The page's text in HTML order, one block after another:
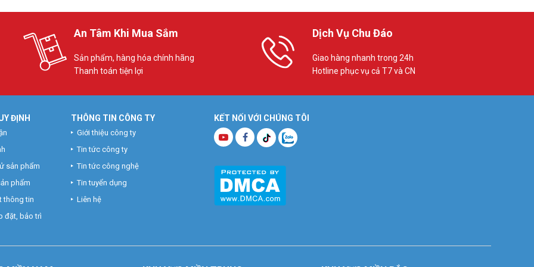
An Tâm Khi Mua Sắm
Sản phẩm, hàng hóa chính hãng
Thanh toán tiện lợi
Dịch Vụ Chu Đáo
Giao hàng nhanh trong 24h
Hotline phục vụ cả T7 và CN
KẾT NỐI VỚI CHÚNG TÔI
ĐỊNH
sản phẩm
phẩm
thông tin
đặt, bảo trì
THÔNG TIN CÔNG TY
Giới thiệu công ty
Tin tức công ty
Tin tức công nghệ
Tin tuyển dụng
Liên hệ